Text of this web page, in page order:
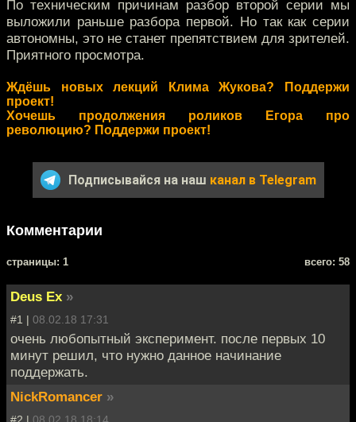
По техническим причинам разбор второй серии мы
выложили раньше разбора первой. Но так как серии
автономны, это не станет препятствием для зрителей.
Приятного просмотра.
Ждёшь новых лекций Клима Жукова? Поддержи
проект!
Хочешь продолжения роликов Егора про
революцию? Поддержи проект!
Подписывайся на наш канал в Telegram
Комментарии
cтраницы: 1 всего: 58
Deus Ex »
#1 | 08.02.18 17:31
очень любопытный эксперимент. после первых 10
минут решил, что нужно данное начинание
поддержать.
NickRomancer »
#2 | 08.02.18 18:14